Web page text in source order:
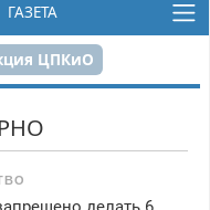
ГАЗЕТА
ЦПКиО